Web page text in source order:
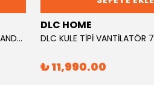
DLC KULE TİPİ TURBO FAN 130W KUMANDALI 3 KADEMELİ AYAKLI
DLC HOME
₺ 11,990.00